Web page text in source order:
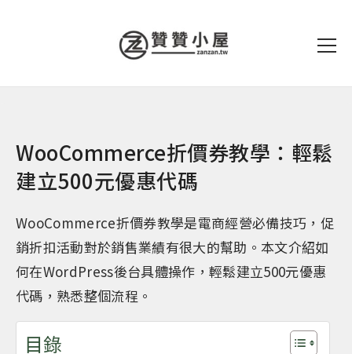
WooCommerce折價券教學：輕鬆
建立500元優惠代碼
WooCommerce折價券教學是電商經營必備技巧，促
銷折扣活動對於銷售業績有很大的幫助。本文介紹如
何在WordPress後台具體操作，輕鬆建立500元優惠
代碼，熟悉整個流程。
目錄